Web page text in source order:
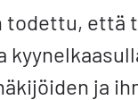
todettu, että
ja